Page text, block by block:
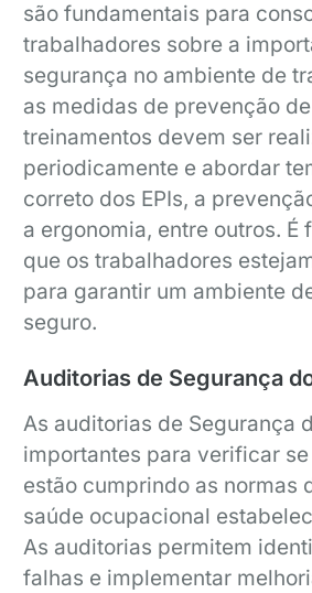
são fundamentais para
trabalhadores sobre a
segurança no ambiente de
as medidas de prevenção
treinamentos devem ser
periodicamente e abordar
correto dos EPIs, a
a ergonomia, entre outros. É
que os trabalhadores
para garantir um ambiente
seguro.
Auditorias de Segurança
As auditorias de Segurança
importantes para verificar
estão cumprindo as normas
saúde ocupacional
As auditorias permitem
falhas e implementar